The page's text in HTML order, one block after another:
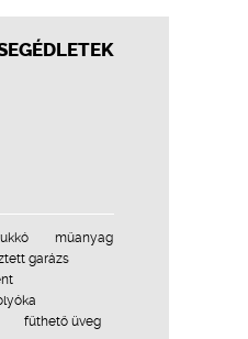
műanyag
garázs
fűthető üveg